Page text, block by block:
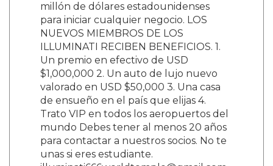
millón de dólares estadounidenses
para iniciar cualquier negocio. LOS
NUEVOS MIEMBROS DE LOS
ILLUMINATI RECIBEN BENEFICIOS. 1.
Un premio en efectivo de USD
$1,000,000 2. Un auto de lujo nuevo
valorado en USD $50,000 3. Una casa
de ensueño en el país que elijas 4.
Trato VIP en todos los aeropuertos del
mundo Debes tener al menos 20 años
para contactar a nuestros socios. No te
unas si eres estudiante.